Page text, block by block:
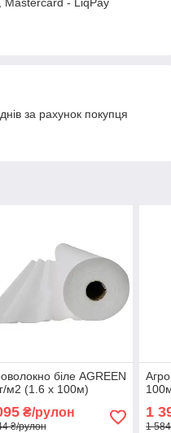
Mastercard - LiqPay
за рахунок покупця
біле AGREEN
м2 (1.6 х 100м)
₴/рулон
₴/рулон
1
1